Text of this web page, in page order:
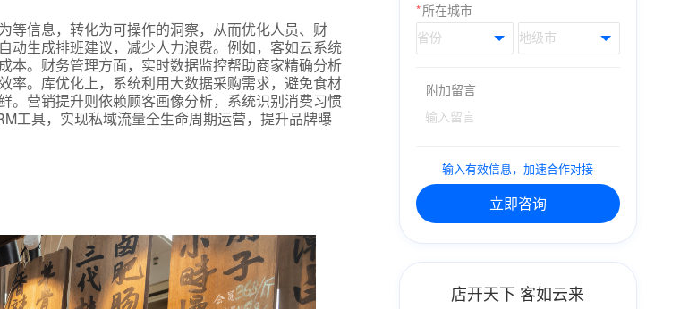
等信息，转化为可操作的洞察，从而优化人员、财
动生成排班建议，减少人力浪费。例如，客如云系统
本。财务管理方面，实时数据监控帮助商家精确分析
率。库优化上，系统利用大数据采购需求，避免食材
。营销提升则依赖顾客画像分析，系统识别消费习惯
工具，实现私域流量全生命周期运营，提升品牌曝
*所在城市
附加留言
输入有效信息，加速合作对接
立即咨询
店开天下 客如云来